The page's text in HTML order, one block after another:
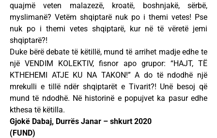
quajmë veten malazezë, kroatë, boshnjakë, sërbë,
myslimanë? Vetëm shqiptarë nuk po i themi vetes! Pse
nuk po i themi vetes shqiptarë, kur në të vëretë jemi
shqiptarë?!
Duke bërë debate të këtillë, mund të arrihet madje edhe te
një VENDIM KOLEKTIV, fisnor apo grupor: “HAJT, TË
KTHEHEMI ATJE KU NA TAKON!” A do të ndodhë një
mrekulli e tillë ndër shqiptarët e Tivarit?! Unë besoj që
mund të ndodhë. Në historinë e popujvet ka pasur edhe
kthesa të këtilla.
Gjokë Dabaj, Durrës Janar – shkurt 2020
(FUND)